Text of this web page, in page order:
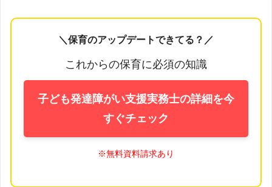
＼保育のアップデートできてる？／
これからの保育に必須の知識
子ども発達障がい支援実務士の詳細を今
すぐチェック
※無料資料請求あり